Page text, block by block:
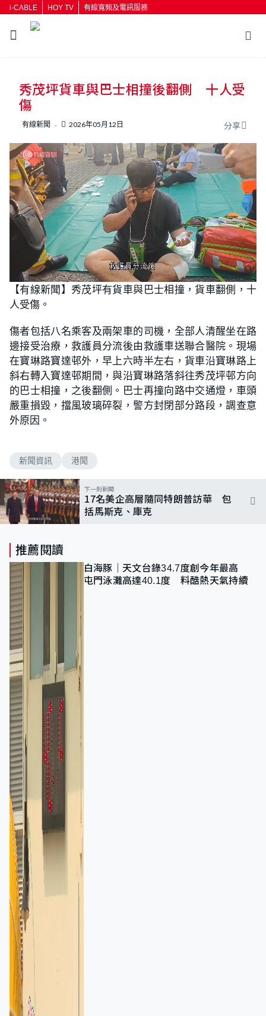
i-CABLE HOY TV 有線寬頻及電訊服務
按輸入鍵開始搜尋
秀茂坪貨車與巴士相撞後翻側 十人受
傷
有線新聞 2026年05月12日 分享
U
n
m
L
o
a
d
0
0
.
0
0
%
【有線新聞】秀茂坪有貨車與巴士相撞，貨車翻側，十
人受傷。
傷者包括八名乘客及兩架車的司機，全部人清醒坐在路
邊接受治療，救護員分流後由救護車送聯合醫院。現場
在寶琳路寶達邨外，早上六時半左右，貨車沿寶琳路上
斜右轉入寶達邨期間，與沿寶琳路落斜往秀茂坪邨方向
的巴士相撞，之後翻側。巴士再撞向路中交通燈，車頭
嚴重損毀，擋風玻璃碎裂，警方封閉部分路段，調查意
外原因。
新聞資訊 港聞
下一則新聞
17名美企高層隨同特朗普訪華 包
括馬斯克、庫克
推薦閱讀
白海豚｜天文台錄34.7度創今年最高
屯門泳灘高達40.1度 料酷熱天氣持續